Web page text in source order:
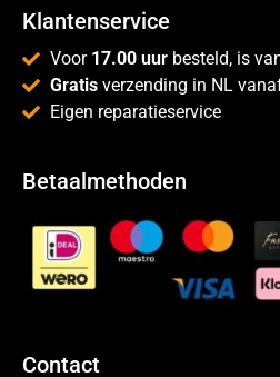
Klantenservice
Voor 17.00 uur besteld, is
Gratis verzending in NL
Eigen reparatieservice
Betaalmethoden
Contact